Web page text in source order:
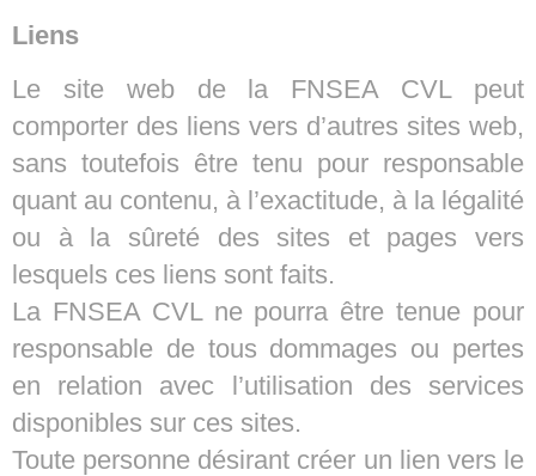
Liens
Le site web de la FNSEA CVL peut
comporter des liens vers d’autres sites web,
sans toutefois être tenu pour responsable
quant au contenu, à l’exactitude, à la légalité
ou à la sûreté des sites et pages vers
lesquels ces liens sont faits.
La FNSEA CVL ne pourra être tenue pour
responsable de tous dommages ou pertes
en relation avec l’utilisation des services
disponibles sur ces sites.
Toute personne désirant créer un lien vers le